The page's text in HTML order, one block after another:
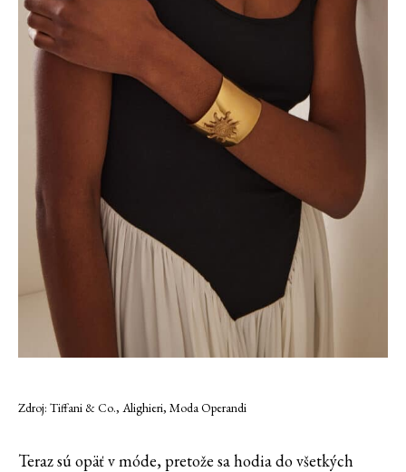
Zdroj: Tiffani & Co., Alighieri, Moda Operandi
Teraz sú opäť v móde, pretože sa hodia do všetkých